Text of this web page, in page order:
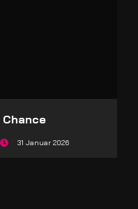
Chance
31 Januar 2026